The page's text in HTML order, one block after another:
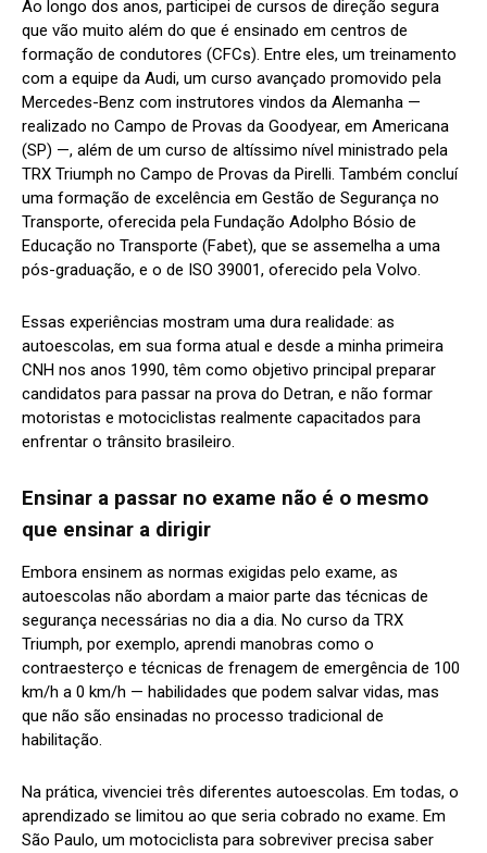
Ao longo dos anos, participei de cursos de direção segura
que vão muito além do que é ensinado em centros de
formação de condutores (CFCs). Entre eles, um treinamento
com a equipe da Audi, um curso avançado promovido pela
Mercedes-Benz com instrutores vindos da Alemanha —
realizado no Campo de Provas da Goodyear, em Americana
(SP) —, além de um curso de altíssimo nível ministrado pela
TRX Triumph no Campo de Provas da Pirelli. Também concluí
uma formação de excelência em Gestão de Segurança no
Transporte, oferecida pela Fundação Adolpho Bósio de
Educação no Transporte (Fabet), que se assemelha a uma
pós-graduação, e o de ISO 39001, oferecido pela Volvo.
Essas experiências mostram uma dura realidade: as
autoescolas, em sua forma atual e desde a minha primeira
CNH nos anos 1990, têm como objetivo principal preparar
candidatos para passar na prova do Detran, e não formar
motoristas e motociclistas realmente capacitados para
enfrentar o trânsito brasileiro.
Ensinar a passar no exame não é o mesmo
que ensinar a dirigir
Embora ensinem as normas exigidas pelo exame, as
autoescolas não abordam a maior parte das técnicas de
segurança necessárias no dia a dia. No curso da TRX
Triumph, por exemplo, aprendi manobras como o
contraesterço e técnicas de frenagem de emergência de 100
km/h a 0 km/h — habilidades que podem salvar vidas, mas
que não são ensinadas no processo tradicional de
habilitação.
Na prática, vivenciei três diferentes autoescolas. Em todas, o
aprendizado se limitou ao que seria cobrado no exame. Em
São Paulo, um motociclista para sobreviver precisa saber